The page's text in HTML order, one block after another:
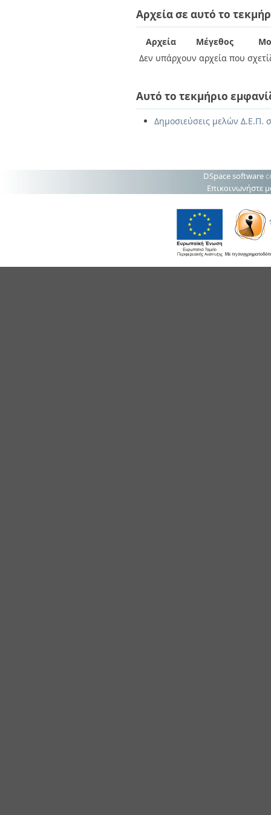
Αρχεία σε αυτό το
Αρχεία Μέγεθος
Δεν υπάρχουν αρχεία που
Αυτό το τεκμήριο
Δημοσιεύσεις μελών Δ.Ε.Π.
DSpace software
Επικοινωνήστε